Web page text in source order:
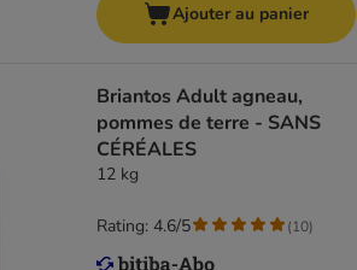
Ajouter au panier
Briantos Adult agneau,
pommes de terre - SANS
CÉRÉALES
12 kg
Rating: 4.6/5 (10)